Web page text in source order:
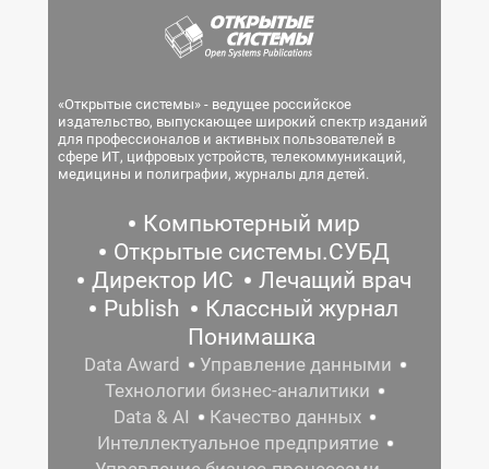
«Открытые системы» - ведущее российское
издательство, выпускающее широкий спектр изданий
для профессионалов и активных пользователей в
сфере ИТ, цифровых устройств, телекоммуникаций,
медицины и полиграфии, журналы для детей.
Компьютерный мир
Открытые системы.СУБД
Директор ИС
Лечащий врач
Publish
Классный журнал
Понимашка
Data Award
Управление данными
Технологии бизнес-аналитики
Data & AI
Качество данных
Интеллектуальное предприятие